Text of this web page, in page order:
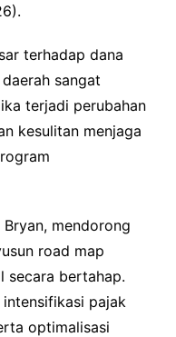
terhadap dana
sangat
terjadi perubahan
kesulitan menjaga
mendorong
road map
secara bertahap.
pajak
optimalisasi